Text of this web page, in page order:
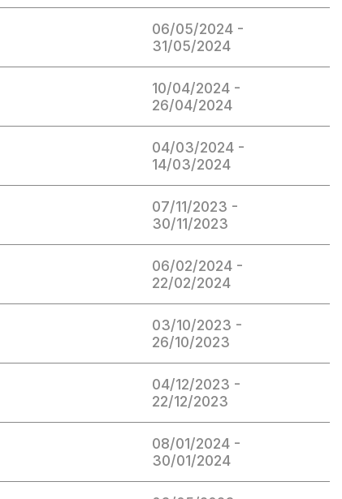
06/05/2024 -
31/05/2024
10/04/2024 -
26/04/2024
04/03/2024 -
14/03/2024
07/11/2023 -
30/11/2023
06/02/2024 -
22/02/2024
03/10/2023 -
26/10/2023
04/12/2023 -
22/12/2023
08/01/2024 -
30/01/2024